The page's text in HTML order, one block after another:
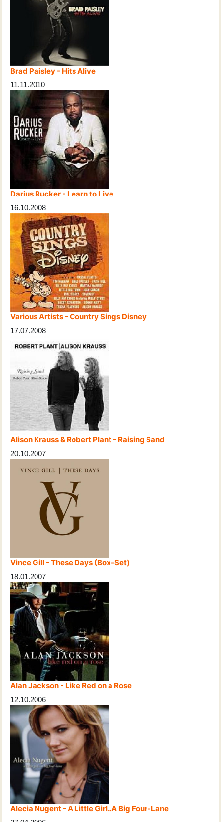
Brad Paisley - Hits Alive
11.11.2010
Darius Rucker - Learn to Live
16.10.2008
Various Artists - Country Sings Disney
17.07.2008
Alison Krauss & Robert Plant - Raising Sand
20.10.2007
Vince Gill - These Days (Box-Set)
18.01.2007
Alan Jackson - Like Red on a Rose
12.10.2006
Alecia Nugent - A Little Girl..A Big Four-Lane